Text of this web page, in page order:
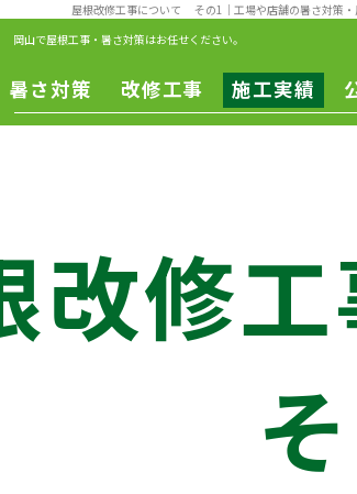
屋根改修工事について その1 ｜工場や店舗の暑さ対策
岡山で屋根工事・暑さ対策はお任せください。
暑さ対策
リボリュ
ーション
ファン
改修工事 施工実績
改修